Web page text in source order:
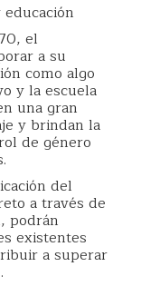
el
a su
como algo
y la escuela
una gran
y brindan la
de género
del
a través de
podrán
existentes
a superar